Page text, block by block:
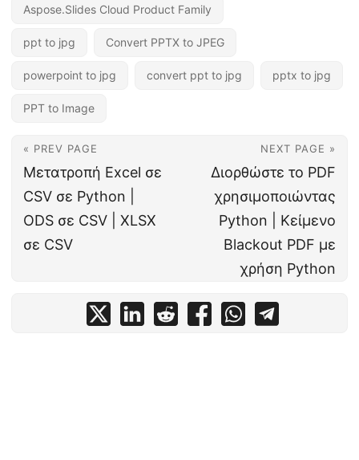
Aspose.Slides Cloud Product Family
ppt to jpg Convert PPTX to JPEG
powerpoint to jpg convert ppt to jpg pptx to jpg
PPT to Image
« PREV PAGE
Μετατροπή Excel σε
CSV σε Python |
ODS σε CSV | XLSX
σε CSV
NEXT PAGE »
Διορθώστε το PDF
χρησιμοποιώντας
Python | Κείμενο
Blackout PDF με
χρήση Python